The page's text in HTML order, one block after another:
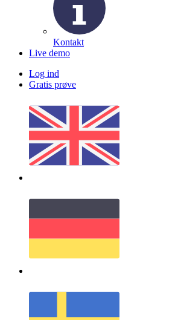
Kontakt
Live demo
Log ind
Gratis prøve